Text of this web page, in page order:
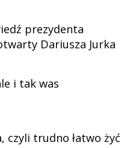
prezydenta
Dariusza Jurka
i tak was
czyli trudno łatwo żyć